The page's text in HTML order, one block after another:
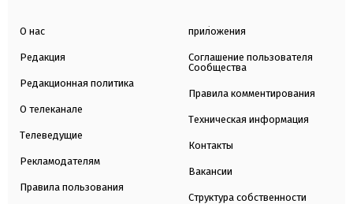
О нас
Редакция
Редакционная политика
О телеканале
Телеведущие
Рекламодателям
Правила пользования
приложения
Соглашение пользователя
Сообщества
Правила комментирования
Техническая информация
Контакты
Вакансии
Структура собственности